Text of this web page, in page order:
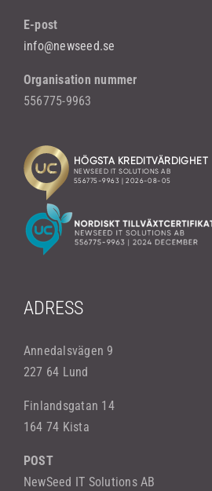
E-post
info@newseed.se
Organisation nummer
556775-9963
ADRESS
Annedalsvägen 9
227 64 Lund
Finlandsgatan 14
164 74 Kista
POST
NewSeed IT Solutions AB